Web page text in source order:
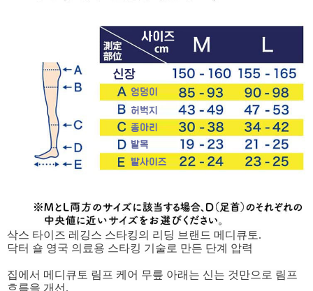
삭스 타이즈 레깅스 스타킹의 리딩 브랜드 메디큐토.
닥터 숄 영국 의료용 스타킹 기술로 만든 단계 압력
집에서 메디큐토 림프 케어 무릎 아래는 신는 것만으로 림프
흐름을 개선.